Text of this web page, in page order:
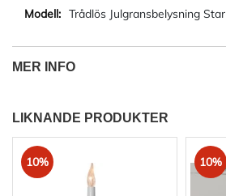
Trådlös Julgransbelysning
MER INFO
LIKNANDE PRODUKTER
10% 10%